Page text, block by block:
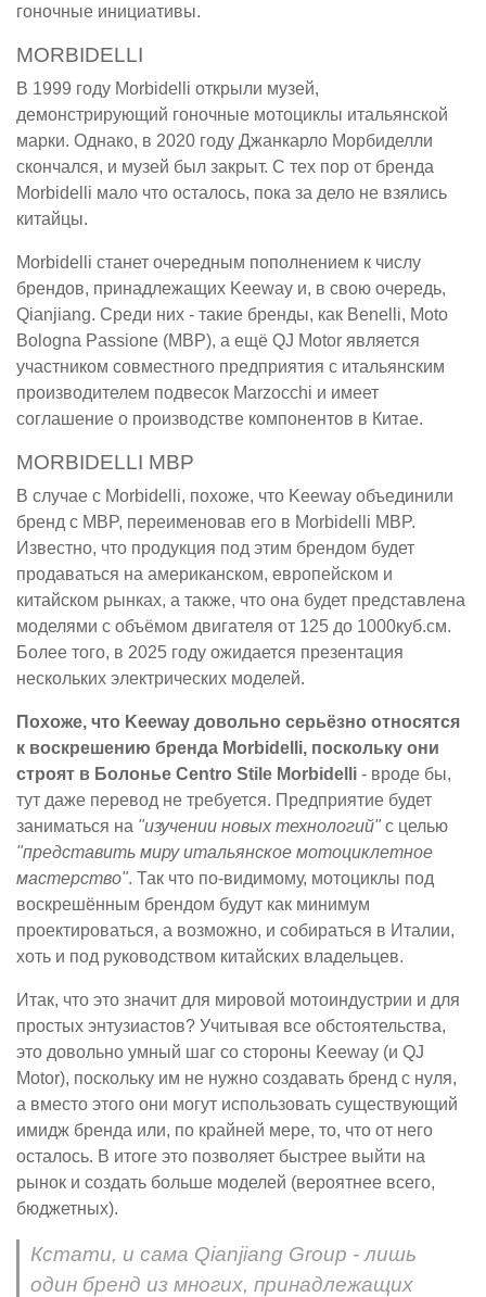
гоночные инициативы.
MORBIDELLI
В 1999 году Morbidelli открыли музей,
демонстрирующий гоночные мотоциклы итальянской
марки. Однако, в 2020 году Джанкарло Морбиделли
скончался, и музей был закрыт. С тех пор от бренда
Morbidelli мало что осталось, пока за дело не взялись
китайцы.
Morbidelli станет очередным пополнением к числу
брендов, принадлежащих Keeway и, в свою очередь,
Qianjiang. Среди них - такие бренды, как Benelli, Moto
Bologna Passione (MBP), а ещё QJ Motor является
участником совместного предприятия с итальянским
производителем подвесок Marzocchi и имеет
соглашение о производстве компонентов в Китае.
MORBIDELLI MBP
В случае с Morbidelli, похоже, что Keeway объединили
бренд с MBP, переименовав его в Morbidelli MBP.
Известно, что продукция под этим брендом будет
продаваться на американском, европейском и
китайском рынках, а также, что она будет представлена
моделями с объёмом двигателя от 125 до 1000куб.см.
Более того, в 2025 году ожидается презентация
нескольких электрических моделей.
Похоже, что Keeway довольно серьёзно относятся
к воскрешению бренда Morbidelli, поскольку они
строят в Болонье Centro Stile Morbidelli - вроде бы,
тут даже перевод не требуется. Предприятие будет
заниматься на "изучении новых технологий" с целью
"представить миру итальянское мотоциклетное
мастерство". Так что по-видимому, мотоциклы под
воскрешённым брендом будут как минимум
проектироваться, а возможно, и собираться в Италии,
хоть и под руководством китайских владельцев.
Итак, что это значит для мировой мотоиндустрии и для
простых энтузиастов? Учитывая все обстоятельства,
это довольно умный шаг со стороны Keeway (и QJ
Motor), поскольку им не нужно создавать бренд с нуля,
а вместо этого они могут использовать существующий
имидж бренда или, по крайней мере, то, что от него
осталось. В итоге это позволяет быстрее выйти на
рынок и создать больше моделей (вероятнее всего,
бюджетных).
Кстати, и сама Qianjiang Group - лишь
один бренд из многих, принадлежащих